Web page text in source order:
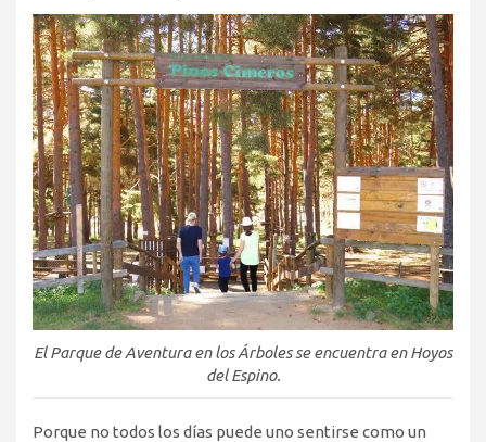
El Parque de Aventura en los Árboles se encuentra en Hoyos
del Espino.
Porque no todos los días puede uno sentirse como un